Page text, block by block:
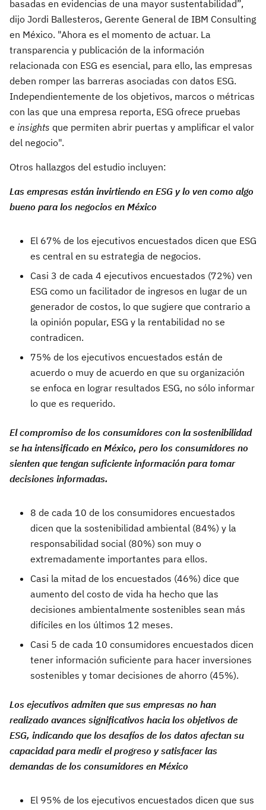
basadas en evidencias de una mayor sustentabilidad”,
dijo Jordi Ballesteros, Gerente General de IBM Consulting
en México. "Ahora es el momento de actuar. La
transparencia y publicación de la información
relacionada con ESG es esencial, para ello, las empresas
deben romper las barreras asociadas con datos ESG.
Independientemente de los objetivos, marcos o métricas
con las que una empresa reporta, ESG ofrece pruebas
e insights que permiten abrir puertas y amplificar el valor
del negocio".
Otros hallazgos del estudio incluyen:
Las empresas están invirtiendo en ESG y lo ven como algo
bueno para los negocios en México
El 67% de los ejecutivos encuestados dicen que ESG
es central en su estrategia de negocios.
Casi 3 de cada 4 ejecutivos encuestados (72%) ven
ESG como un facilitador de ingresos en lugar de un
generador de costos, lo que sugiere que contrario a
la opinión popular, ESG y la rentabilidad no se
contradicen.
75% de los ejecutivos encuestados están de
acuerdo o muy de acuerdo en que su organización
se enfoca en lograr resultados ESG, no sólo informar
lo que es requerido.
El compromiso de los consumidores con la sostenibilidad
se ha intensificado en México, pero los consumidores no
sienten que tengan suficiente información para tomar
decisiones informadas.
8 de cada 10 de los consumidores encuestados
dicen que la sostenibilidad ambiental (84%) y la
responsabilidad social (80%) son muy o
extremadamente importantes para ellos.
Casi la mitad de los encuestados (46%) dice que
aumento del costo de vida ha hecho que las
decisiones ambientalmente sostenibles sean más
difíciles en los últimos 12 meses.
Casi 5 de cada 10 consumidores encuestados dicen
tener información suficiente para hacer inversiones
sostenibles y tomar decisiones de ahorro (45%).
Los ejecutivos admiten que sus empresas no han
realizado avances significativos hacia los objetivos de
ESG, indicando que los desafíos de los datos afectan su
capacidad para medir el progreso y satisfacer las
demandas de los consumidores en México
El 95% de los ejecutivos encuestados dicen que sus